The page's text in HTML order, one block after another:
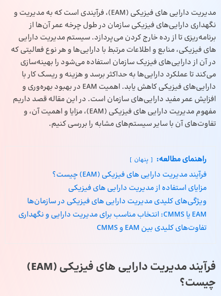
مدیریت دارایی‌ های فیزیکی (EAM)، فرآیندی است که به مدیریت و
نگهداری دارایی‌های فیزیکی سازمان در طول چرخه عمر آن‌ها از
برنامه‌ریزی تا از رده خارج کردن می‌پردازد. سیستم مدیریت دارایی‌
های فیزیکی، منابع و اطلاعات مرتبط با دارایی‌ها و هر نوع فعالیتی که
در آن از دارایی‌های فیزیک سازمان استفاده می‌شود را بهینه‌سازی
می‌کند تا عملکرد دارایی‌ها به حداکثر برسد و هزینه‌ و ریسک‌ کار با
دارایی‌های فیزیکی کاهش یابد. اهمیت EAM در بهبود بهره‌وری و
افزایش عمر مفید دارایی‌های سازمان است. در این مقاله قصد داریم
مفهوم مدیریت دارایی‌ های فیزیکی (EAM)، مزایا و اهمیت آن، و
تفاوت‌های آن با سایر سیستم‌های مشابه را بررسی کنیم.
راهنمای مطالعه: پنهان
فرآیند مدیریت دارایی‌ های فیزیکی (EAM) چیست؟
مزایای استفاده از مدیریت دارایی‌ های فیزیکی
ویژگی‌های کلیدی مدیریت دارایی‌ های فیزیکی در سازمان‌ها
EAM یا CMMS: انتخاب مناسب برای مدیریت دارایی و نگهداری
تفاوت‌های کلیدی بین EAM و CMMS
فرآیند مدیریت دارایی‌ های فیزیکی (EAM)
چیست؟